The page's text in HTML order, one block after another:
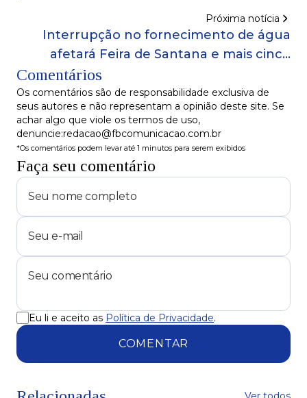
Próxima notícia
Interrupção no fornecimento de água
afetará Feira de Santana e mais cinco
Comentários
Os comentários são de responsabilidade exclusiva de
seus autores e não representam a opinião deste site. Se
achar algo que viole os termos de uso,
denuncie:redacao@fbcomunicacao.com.br
*Os comentários podem levar até 1 minutos para serem exibidos
Faça seu comentário
Eu li e aceito as Política de Privacidade.
COMENTAR